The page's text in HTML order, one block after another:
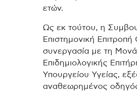
ετών.
Ως εκ τούτου, η
Επιστημονική Επιτροπή
συνεργασία με τη
Επιδημιολογικής
Υπουργείου Υγείας,
αναθεωρημένος